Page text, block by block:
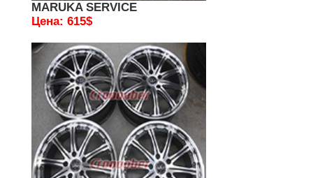
MARUKA SERVICE
Цена: 615$